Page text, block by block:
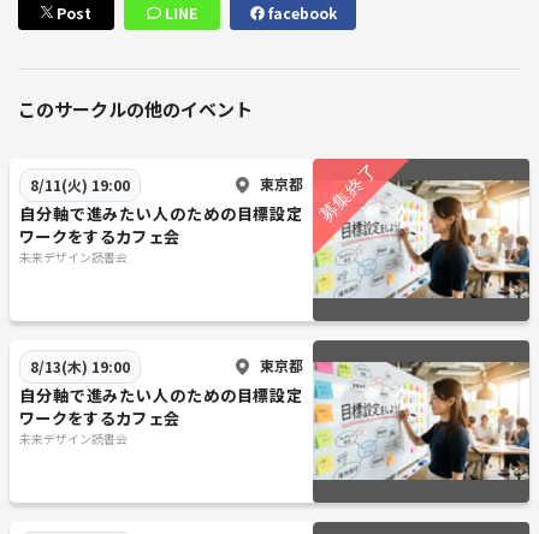
Post LINE facebook
このサークルの他のイベント
8/11(火) 19:00 東京都
自分軸で進みたい人のための目標設定
ワークをするカフェ会
未来デザイン読書会
8/13(木) 19:00 東京都
自分軸で進みたい人のための目標設定
ワークをするカフェ会
未来デザイン読書会